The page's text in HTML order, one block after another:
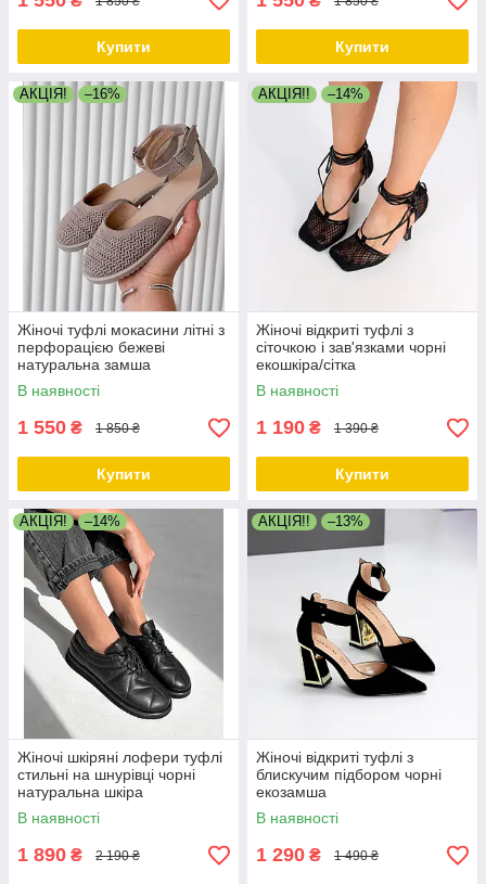
Купити Купити
АКЦІЯ! –16%
Жіночі туфлі мокасини літні з
перфорацією бежеві
натуральна замша
В наявності
1 550 ₴ 1 850 ₴
Купити
АКЦІЯ!! –14%
Жіночі відкриті туфлі з
сіточкою і зав'язками чорні
екошкіра/сітка
В наявності
1 190 ₴ 1 390 ₴
Купити
АКЦІЯ! –14%
Жіночі шкіряні лофери туфлі
стильні на шнурівці чорні
натуральна шкіра
В наявності
1 890 ₴ 2 190 ₴
АКЦІЯ!! –13%
Жіночі відкриті туфлі з
блискучим підбором чорні
екозамша
В наявності
1 290 ₴ 1 490 ₴